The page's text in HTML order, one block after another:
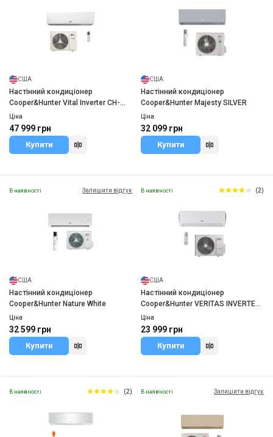
США
Настінний кондиціонер
Cooper&Hunter Vital Inverter CH-
S24FTXF2-NG
Ціна
47 999 грн
Купити
США
Настінний кондиціонер
Cooper&Hunter Majesty SILVER
Ціна
32 099 грн
Купити
В наявності Залишити відгук
США
Настінний кондиціонер
Cooper&Hunter Nature White
Ціна
32 599 грн
Купити
В наявності (2)
США
Настінний кондиціонер
Cooper&Hunter VERITAS INVERTER
NG
Ціна
23 999 грн
Купити
В наявності (2) В наявності Залишити відгук